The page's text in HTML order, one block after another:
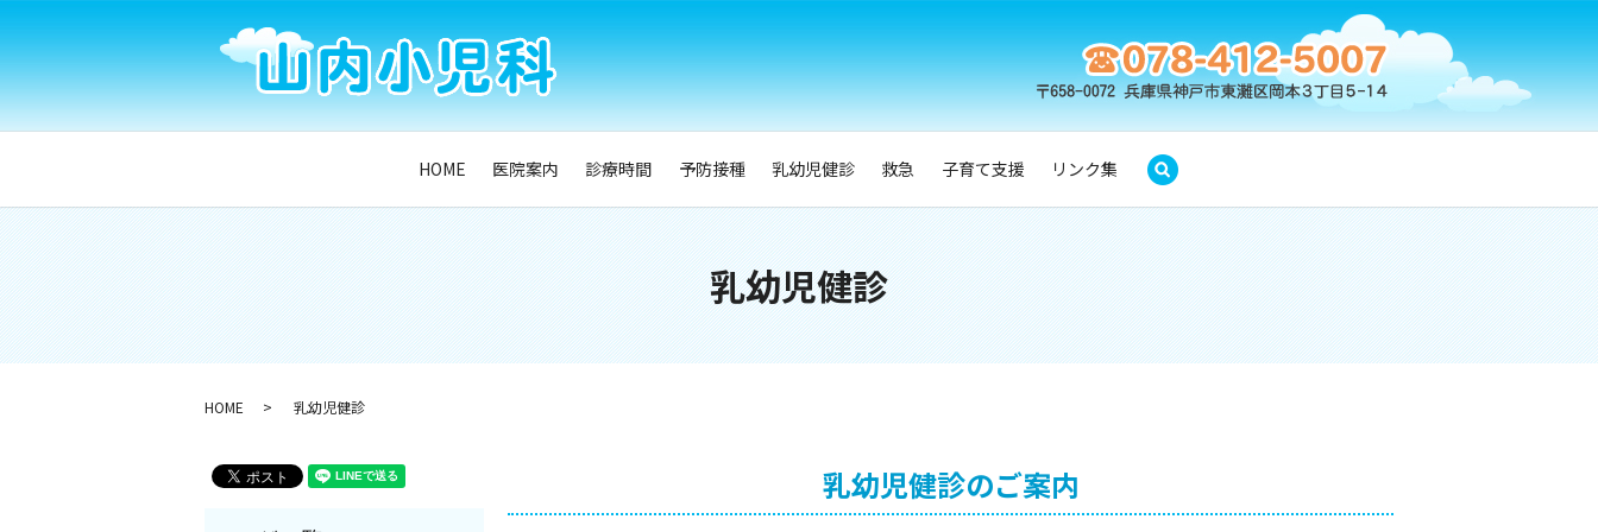
HOME 医院案内 診療時間 予防接種 乳幼児健診 救急 子育て支援 リンク集
乳幼児健診
HOME 乳幼児健診
乳幼児健診のご案内